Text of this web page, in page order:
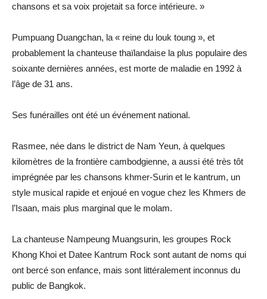
chansons et sa voix projetait sa force intérieure. »
Pumpuang Duangchan, la « reine du louk toung », et
probablement la chanteuse thaïlandaise la plus populaire des
soixante dernières années, est morte de maladie en 1992 à
l’âge de 31 ans.
Ses funérailles ont été un événement national.
Rasmee, née dans le district de Nam Yeun, à quelques
kilomètres de la frontière cambodgienne, a aussi été très tôt
imprégnée par les chansons khmer-Surin et le kantrum, un
style musical rapide et enjoué en vogue chez les Khmers de
l’Isaan, mais plus marginal que le molam.
La chanteuse Nampeung Muangsurin, les groupes Rock
Khong Khoi et Datee Kantrum Rock sont autant de noms qui
ont bercé son enfance, mais sont littéralement inconnus du
public de Bangkok.